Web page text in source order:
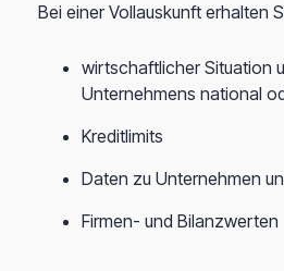
Bei einer Vollauskunft erhalten
wirtschaftlicher Situation
Unternehmens national
Kreditlimits
Daten zu Unternehmen
Firmen- und Bilanzwerten